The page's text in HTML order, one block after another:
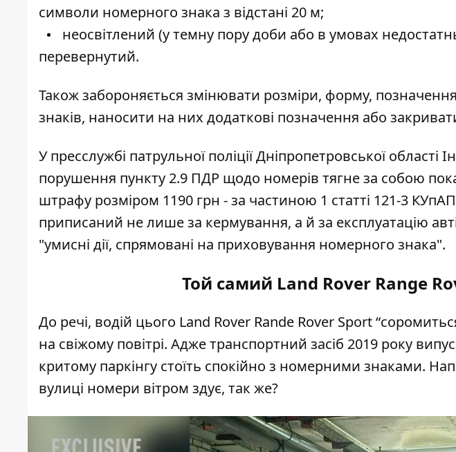
символи номерного знака з відстані 20 м;
неосвітлений (у темну пору доби або в умовах
перевернутий.
Також забороняється змінювати розміри, форму,
знаків, наносити на них додаткові позначення або
У пресслужбі патрульної поліції Дніпропетровської
порушення пункту 2.9 ПДР щодо номерів тягне за собою
штрафу розміром 1190 грн - за частиною 1 статті 121-3
приписаний не лише за кермування, а й за експлуатацію
"умисні дії, спрямовані на приховування номерного знака".
Той самий Land Rover Range
До речі, водій цього Land Rover Rande Rover Sport
на свіжому повітрі. Адже транспортний засіб 2019 року
критому паркінгу стоїть спокійно з номерними знаками.
вулиці номери вітром здує, так же?